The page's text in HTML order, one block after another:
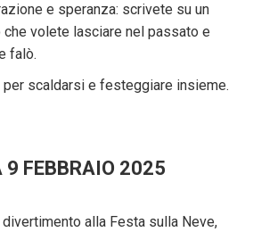
e speranza: scrivete su un
volete lasciare nel passato e
falò.
per scaldarsi e festeggiare insieme.
9 FEBBRAIO 2025
alla Festa sulla Neve,